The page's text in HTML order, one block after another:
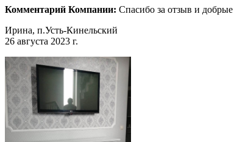
Комментарий Компании: Спасибо за отзыв и
Ирина, п.Усть-Кинельский
26 августа 2023 г.